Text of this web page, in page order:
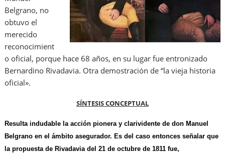
Belgrano, no
obtuvo el
merecido
reconocimient
o oficial, porque hace 68 años, en su lugar fue entronizado
Bernardino Rivadavia. Otra demostración de “la vieja historia
oficial».
SÍNTESIS CONCEPTUAL
Resulta indudable la acción pionera y clarividente de don Manuel
Belgrano en el ámbito asegurador. Es del caso entonces señalar que
la propuesta de Rivadavia del 21 de octubre de 1811 fue,